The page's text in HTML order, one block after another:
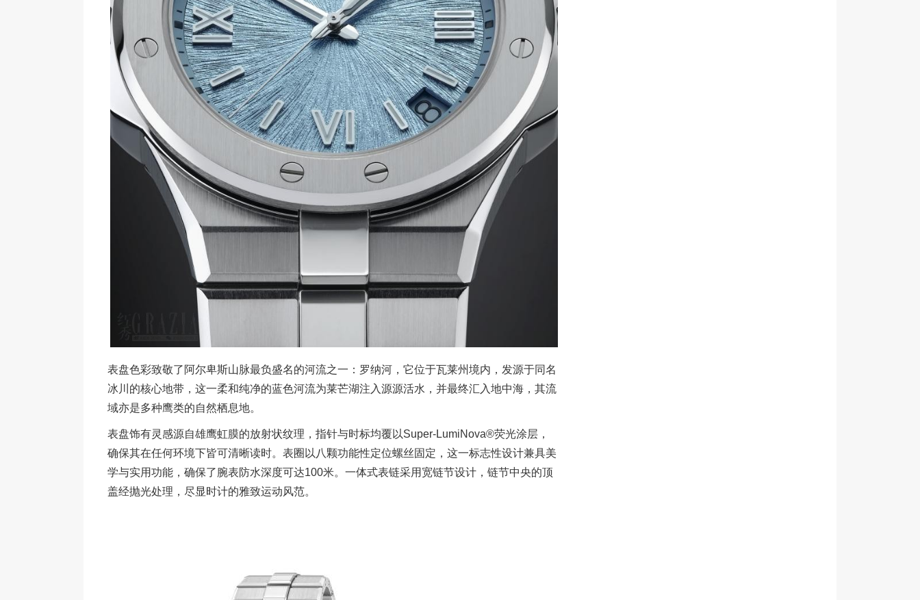
表盘色彩致敬了阿尔卑斯山脉最负盛名的河流之一：罗纳河，它位于瓦莱州境内，发源于同名
冰川的核心地带，这一柔和纯净的蓝色河流为莱芒湖注入源源活水，并最终汇入地中海，其流
域亦是多种鹰类的自然栖息地。
表盘饰有灵感源自雄鹰虹膜的放射状纹理，指针与时标均覆以Super-LumiNova®荧光涂层，
确保其在任何环境下皆可清晰读时。表圈以八颗功能性定位螺丝固定，这一标志性设计兼具美
学与实用功能，确保了腕表防水深度可达100米。一体式表链采用宽链节设计，链节中央的顶
盖经抛光处理，尽显时计的雅致运动风范。